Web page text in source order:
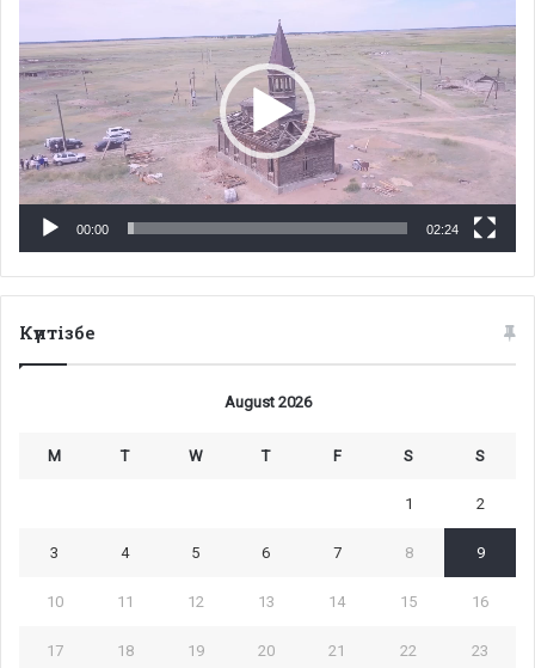
00:00 02:24
Күнтізбе
August 2026
M T W T F S S
1 2
3 4 5 6 7 8 9
10 11 12 13 14 15 16
17 18 19 20 21 22 23